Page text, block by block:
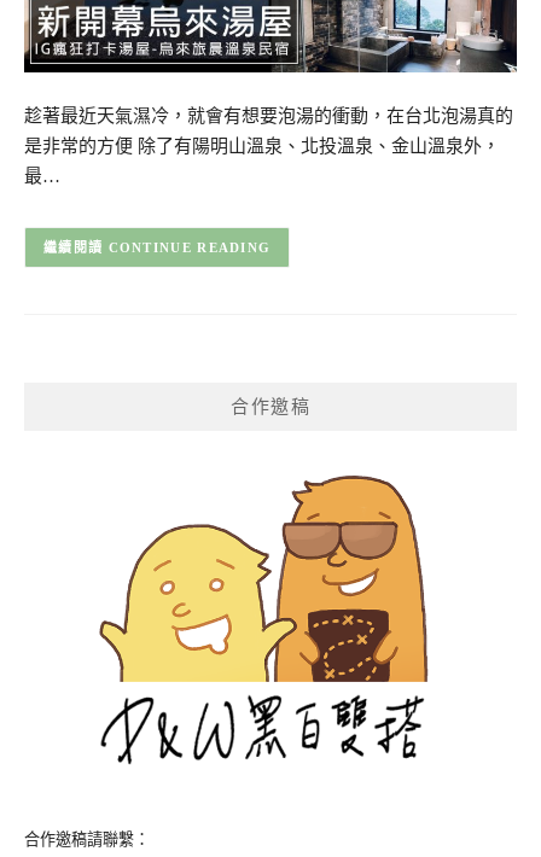
趁著最近天氣濕冷，就會有想要泡湯的衝動，在台北泡湯真的
是非常的方便 除了有陽明山溫泉、北投溫泉、金山溫泉外，
最…
CONTINUE READING
合作邀稿
合作邀稿請聯繫：